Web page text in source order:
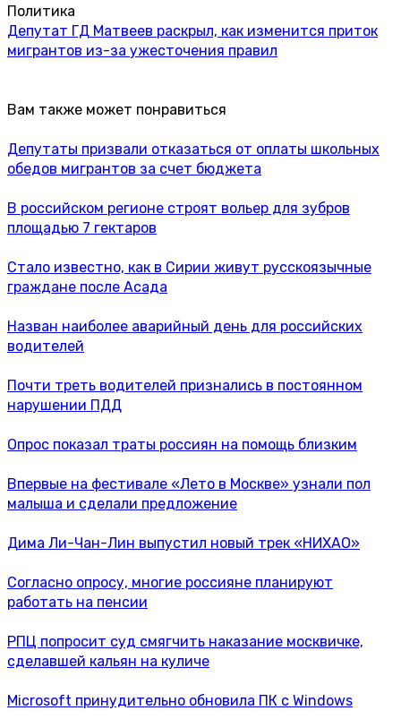
Политика
Депутат ГД Матвеев раскрыл, как изменится приток
мигрантов из-за ужесточения правил
Вам также может понравиться
Депутаты призвали отказаться от оплаты школьных
обедов мигрантов за счет бюджета
В российском регионе строят вольер для зубров
площадью 7 гектаров
Стало известно, как в Сирии живут русскоязычные
граждане после Асада
Назван наиболее аварийный день для российских
водителей
Почти треть водителей признались в постоянном
нарушении ПДД
Опрос показал траты россиян на помощь близким
Впервые на фестивале «Лето в Москве» узнали пол
малыша и сделали предложение
Дима Ли-Чан-Лин выпустил новый трек «НИХАО»
Согласно опросу, многие россияне планируют
работать на пенсии
РПЦ попросит суд смягчить наказание москвичке,
сделавшей кальян на куличе
Microsoft принудительно обновила ПК с Windows